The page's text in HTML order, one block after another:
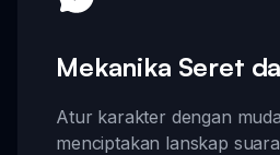
Mekanika Seret
Atur karakter dengan
menciptakan lanskap